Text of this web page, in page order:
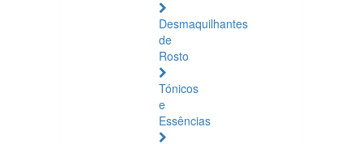
Desmaquilhantes
de
Rosto
Tónicos
e
Essências